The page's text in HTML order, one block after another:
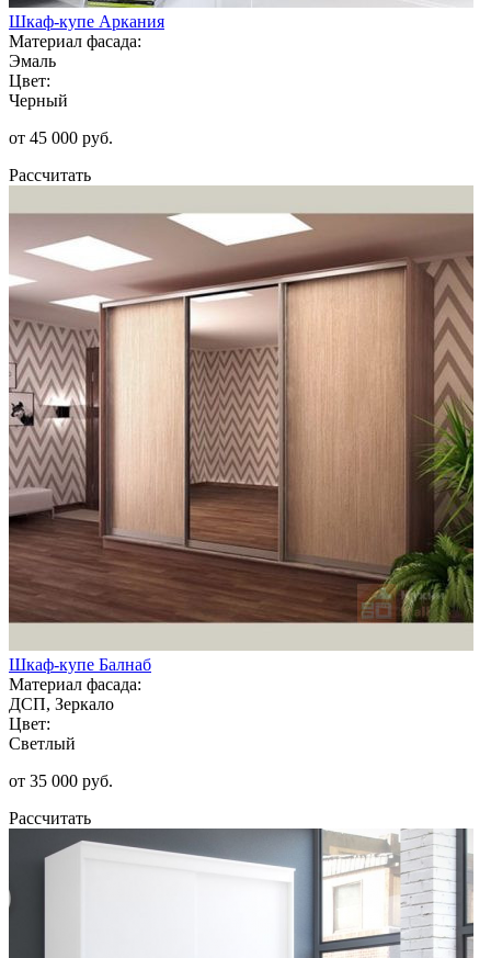
Шкаф-купе Аркания
Материал фасада:
Эмаль
Цвет:
Черный
от 45 000 руб.
Рассчитать
Шкаф-купе Балнаб
Материал фасада:
ДСП, Зеркало
Цвет:
Светлый
от 35 000 руб.
Рассчитать